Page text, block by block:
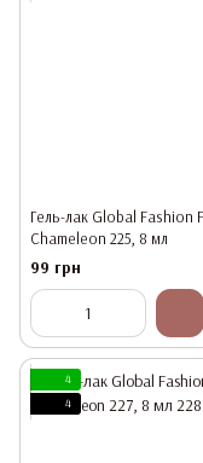
Гель-лак Global Fashion
Chameleon 225, 8 мл
99 грн
4
4